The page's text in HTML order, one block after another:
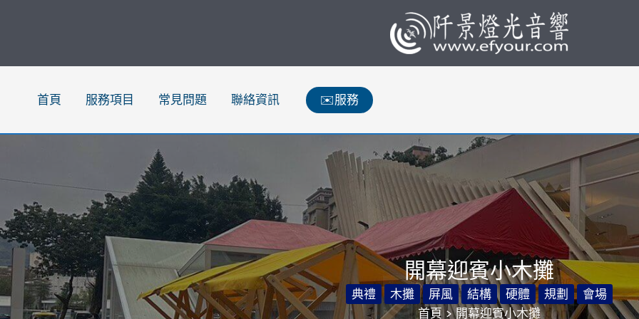
首頁 服務項目 常見問題 聯絡資訊 ✉️服務
開幕迎賓小木攤
典禮 木攤 屏風 結構 硬體 規劃
會場
首頁
開幕迎賓小木攤